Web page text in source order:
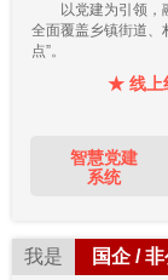
以党建为引领，
全面覆盖乡镇街道、
点”。
★ 线上
智慧党建
系统
我是 国企 /